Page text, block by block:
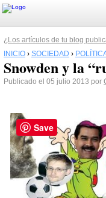
¿Los artículos de tu blog
INICIO › SOCIEDAD ›
Snowden y la
Publicado el 05 julio 2013 por
Save